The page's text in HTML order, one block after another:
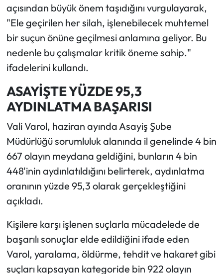
açısından büyük önem taşıdığını vurgulayarak,
"Ele geçirilen her silah, işlenebilecek muhtemel
bir suçun önüne geçilmesi anlamına geliyor. Bu
nedenle bu çalışmalar kritik öneme sahip."
ifadelerini kullandı.
ASAYİŞTE YÜZDE 95,3
AYDINLATMA BAŞARISI
Vali Varol, haziran ayında Asayiş Şube
Müdürlüğü sorumluluk alanında il genelinde 4 bin
667 olayın meydana geldiğini, bunların 4 bin
448'inin aydınlatıldığını belirterek, aydınlatma
oranının yüzde 95,3 olarak gerçekleştiğini
açıkladı.
Kişilere karşı işlenen suçlarla mücadelede de
başarılı sonuçlar elde edildiğini ifade eden
Varol, yaralama, öldürme, tehdit ve hakaret gibi
suçları kapsayan kategoride bin 922 olayın